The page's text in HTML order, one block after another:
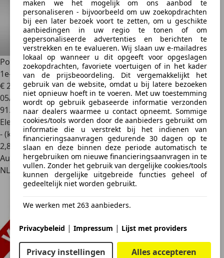
maken we het mogelijk om ons aanbod te
personaliseren - bijvoorbeeld om uw zoekopdrachten
bij een later bezoek voort te zetten, om u geschikte
aanbiedingen in uw regio te tonen of om
gepersonaliseerde advertenties en berichten te
verstrekken en te evalueren. Wij slaan uw e-mailadres
lokaal op wanneer u dit opgeeft voor opgeslagen
zoekopdrachten, favoriete voertuigen of in het kader
van de prijsbeoordeling. Dit vergemakkelijkt het
gebruik van de website, omdat u bij latere bezoeken
niet opnieuw hoeft in te voeren. Met uw toestemming
wordt op gebruik gebaseerde informatie verzonden
naar dealers waarmee u contact opneemt. Sommige
cookies/tools worden door de aanbieders gebruikt om
informatie die u verstrekt bij het indienen van
financieringsaanvragen gedurende 30 dagen op te
slaan en deze binnen deze periode automatisch te
hergebruiken om nieuwe financieringsaanvragen in te
vullen. Zonder het gebruik van dergelijke cookies/tools
kunnen dergelijke uitgebreide functies geheel of
gedeeltelijk niet worden gebruikt.
We werken met 263 aanbieders.
Privacybeleid | Impressum | Lijst met providers
Privacy instellingen Alles accepteren
Polestar 2Long Range Dual Motor Launch Edition 78kWh
1e-Eig.
€ 28.9001
05/2021
91.338 km
Elektrisch
- (kWh/100 km)
2,8
Autobedrijf
NL 2394 CG